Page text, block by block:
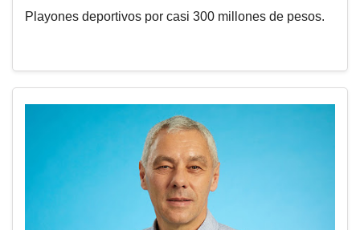
Playones deportivos por casi 300 millones de pesos.